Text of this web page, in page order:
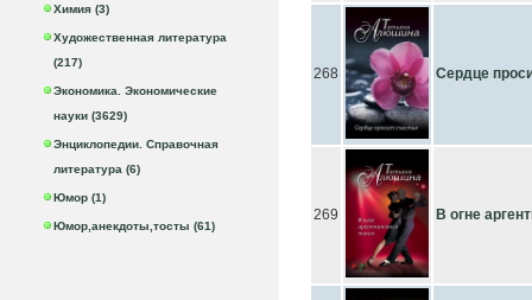
Химия (3)
Художественная литература
(217)
Экономика. Экономические
науки (3629)
Энциклопедии. Справочная
литература (6)
Юмор (1)
Юмор,анекдоты,тосты (61)
268 Сердце
269 В огне